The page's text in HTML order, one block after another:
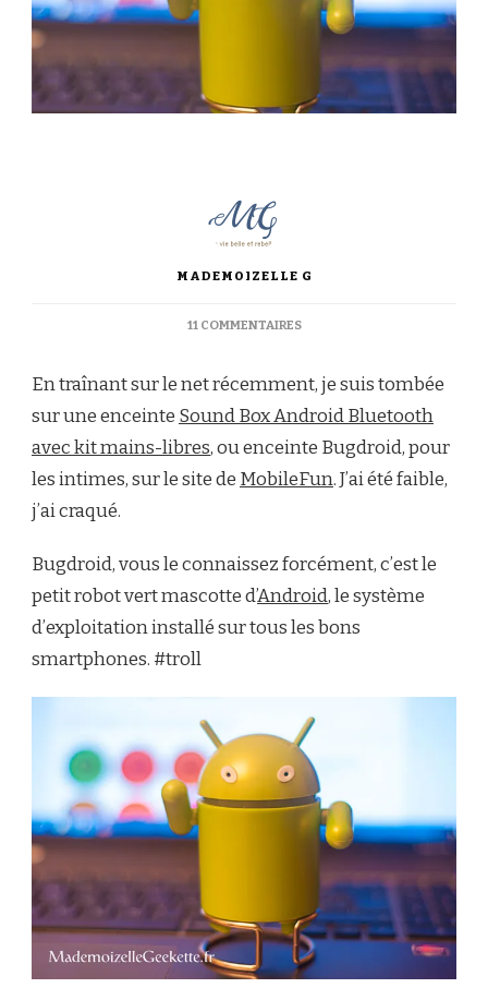
MADEMOIZELLE G
11 COMMENTAIRESSUR
ENCEINTE
BLUETOOTH
BUGDROID
En traînant sur le net récemment, je suis tombée
sur une enceinte Sound Box Android Bluetooth
avec kit mains-libres, ou enceinte Bugdroid, pour
les intimes, sur le site de MobileFun. J’ai été faible,
j’ai craqué.
Bugdroid, vous le connaissez forcément, c’est le
petit robot vert mascotte d’Android, le système
d’exploitation installé sur tous les bons
smartphones. #troll